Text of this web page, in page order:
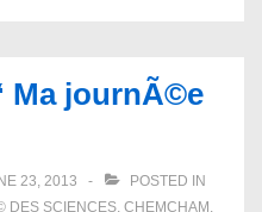
Ma journÃ©e
23, 2013
POSTED IN
DES SCIENCES, CHEMCHAM ,